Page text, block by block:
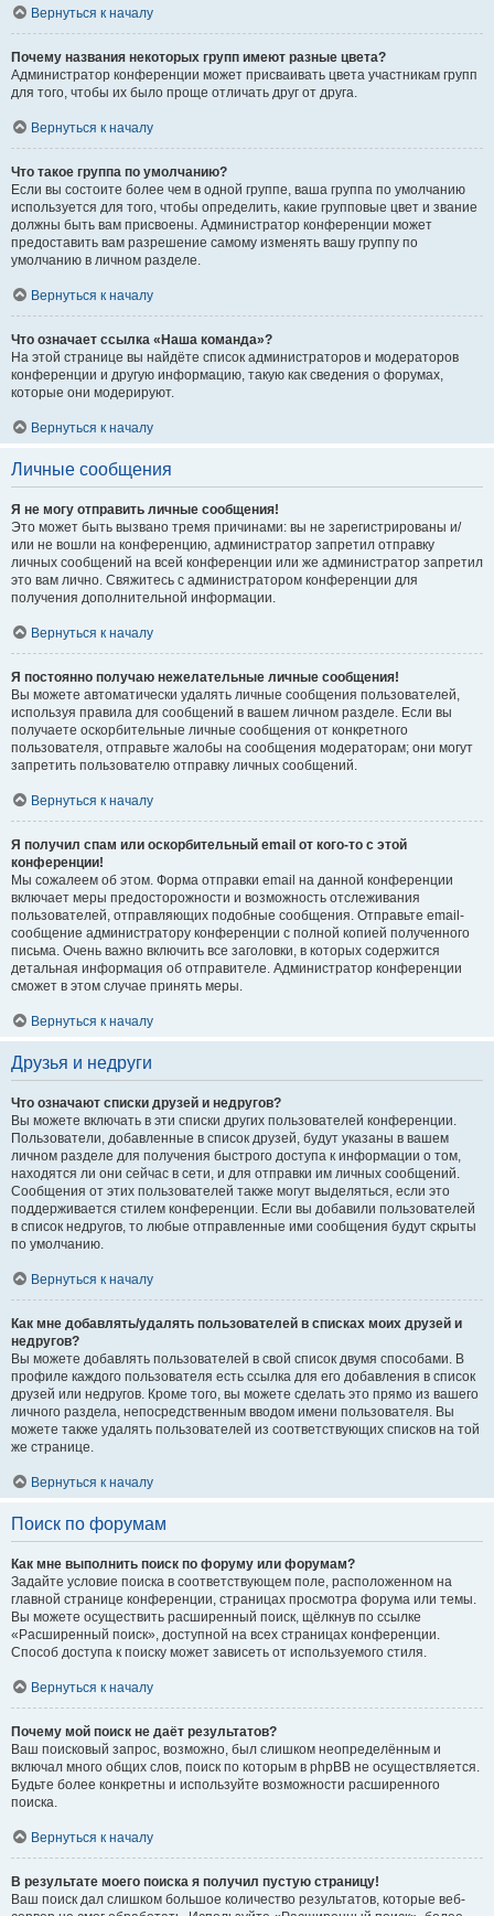
Вернуться к началу
Почему названия некоторых групп имеют разные цвета?
Администратор конференции может присваивать цвета участникам групп
для того, чтобы их было проще отличать друг от друга.
Вернуться к началу
Что такое группа по умолчанию?
Если вы состоите более чем в одной группе, ваша группа по умолчанию
используется для того, чтобы определить, какие групповые цвет и звание
должны быть вам присвоены. Администратор конференции может
предоставить вам разрешение самому изменять вашу группу по
умолчанию в личном разделе.
Вернуться к началу
Что означает ссылка «Наша команда»?
На этой странице вы найдёте список администраторов и модераторов
конференции и другую информацию, такую как сведения о форумах,
которые они модерируют.
Вернуться к началу
Личные сообщения
Я не могу отправить личные сообщения!
Это может быть вызвано тремя причинами: вы не зарегистрированы и/
или не вошли на конференцию, администратор запретил отправку
личных сообщений на всей конференции или же администратор запретил
это вам лично. Свяжитесь с администратором конференции для
получения дополнительной информации.
Вернуться к началу
Я постоянно получаю нежелательные личные сообщения!
Вы можете автоматически удалять личные сообщения пользователей,
используя правила для сообщений в вашем личном разделе. Если вы
получаете оскорбительные личные сообщения от конкретного
пользователя, отправьте жалобы на сообщения модераторам; они могут
запретить пользователю отправку личных сообщений.
Вернуться к началу
Я получил спам или оскорбительный email от кого-то с этой
конференции!
Мы сожалеем об этом. Форма отправки email на данной конференции
включает меры предосторожности и возможность отслеживания
пользователей, отправляющих подобные сообщения. Отправьте email-
сообщение администратору конференции с полной копией полученного
письма. Очень важно включить все заголовки, в которых содержится
детальная информация об отправителе. Администратор конференции
сможет в этом случае принять меры.
Вернуться к началу
Друзья и недруги
Что означают списки друзей и недругов?
Вы можете включать в эти списки других пользователей конференции.
Пользователи, добавленные в список друзей, будут указаны в вашем
личном разделе для получения быстрого доступа к информации о том,
находятся ли они сейчас в сети, и для отправки им личных сообщений.
Сообщения от этих пользователей также могут выделяться, если это
поддерживается стилем конференции. Если вы добавили пользователей
в список недругов, то любые отправленные ими сообщения будут скрыты
по умолчанию.
Вернуться к началу
Как мне добавлять/удалять пользователей в списках моих друзей и
недругов?
Вы можете добавлять пользователей в свой список двумя способами. В
профиле каждого пользователя есть ссылка для его добавления в список
друзей или недругов. Кроме того, вы можете сделать это прямо из вашего
личного раздела, непосредственным вводом имени пользователя. Вы
можете также удалять пользователей из соответствующих списков на той
же странице.
Вернуться к началу
Поиск по форумам
Как мне выполнить поиск по форуму или форумам?
Задайте условие поиска в соответствующем поле, расположенном на
главной странице конференции, страницах просмотра форума или темы.
Вы можете осуществить расширенный поиск, щёлкнув по ссылке
«Расширенный поиск», доступной на всех страницах конференции.
Способ доступа к поиску может зависеть от используемого стиля.
Вернуться к началу
Почему мой поиск не даёт результатов?
Ваш поисковый запрос, возможно, был слишком неопределённым и
включал много общих слов, поиск по которым в phpBB не осуществляется.
Будьте более конкретны и используйте возможности расширенного
поиска.
Вернуться к началу
В результате моего поиска я получил пустую страницу!
Ваш поиск дал слишком большое количество результатов, которые веб-